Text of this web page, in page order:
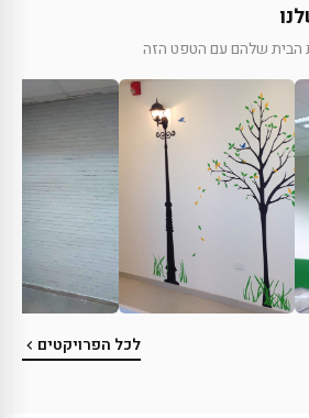
הבית שלהם עם הטפט הזה
לכל הפרויקטים